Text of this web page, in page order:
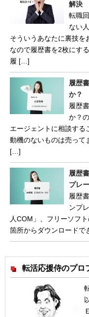
解決
転職
ない
そういうあなたに裏技を
なので履歴書を2枚にす
履 […]
履歴
か？
履歴
か？
エージェントに相談する
動機のないものは売って
[…]
履歴
プレ
履歴
ンプ
人COM」、フリーソフ
箇所からダウンロード
転活応援侍のプロ